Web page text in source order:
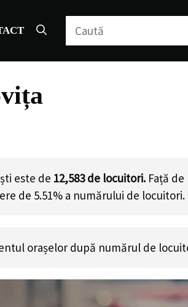
Caută
este de 12,583de locuitori. Față
de 5.51% a numărului de locuitori.
orașelor după numărul de